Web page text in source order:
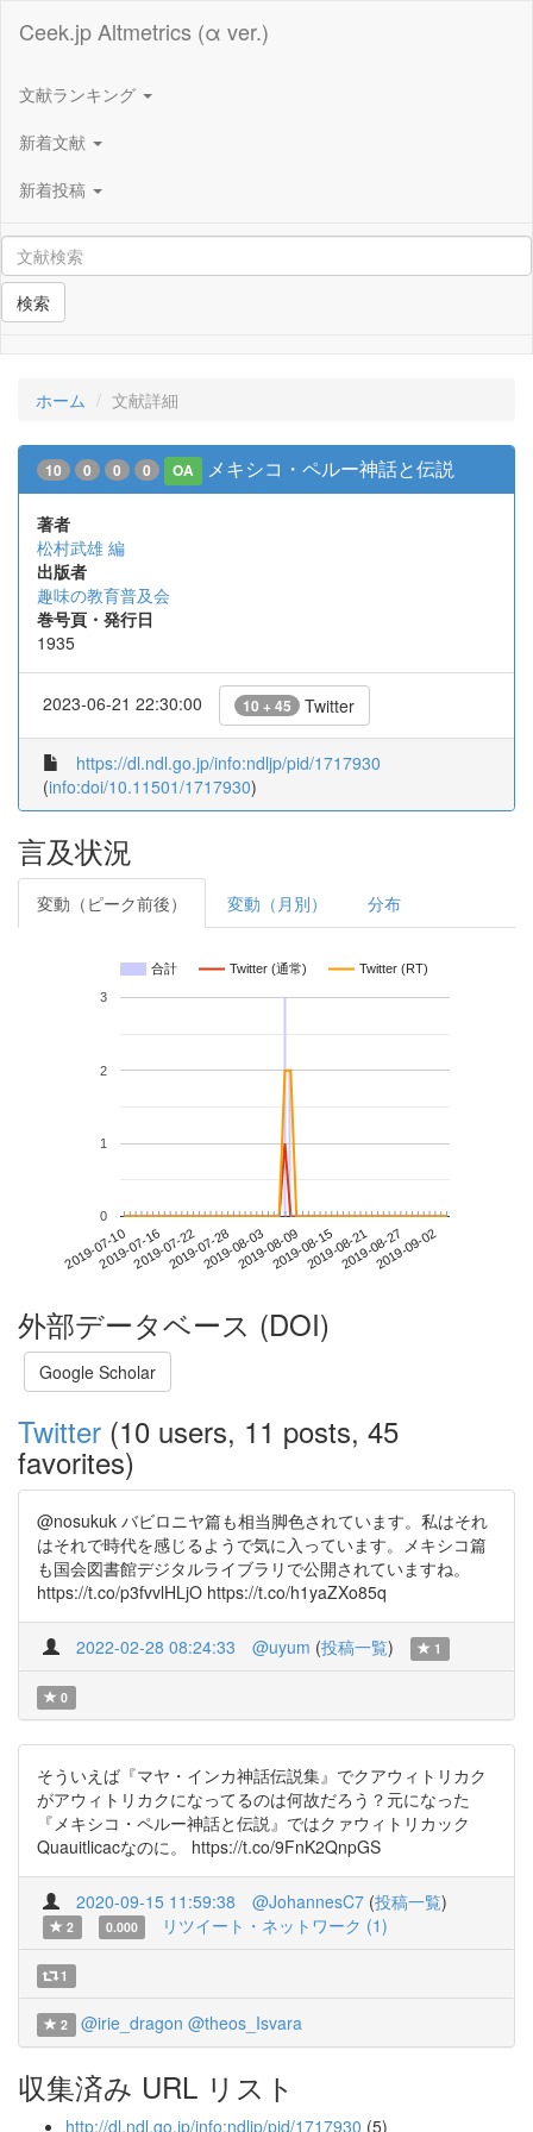
Ceek.jp Altmetrics (α ver.)
文献ランキング
新着文献
新着投稿
検索
ホーム 文献詳細
10 0 0 0 OA メキシコ・ペルー神話と伝説
著者
松村武雄 編
出版者
趣味の教育普及会
巻号頁・発行日
1935
2023-06-21 22:30:00 10 + 45 Twitter
https://dl.ndl.go.jp/info:ndljp/pid/1717930
(info:doi/10.11501/1717930)
言及状況
変動（ピーク前後） 変動（月別） 分布
合計 Twitter (通常) Twitter (RT)
2019-07-102019-07-162019-07-222019-07-282019-08-032019-08-092019-08-152019-08-212019-08-272019-09-02
0
1
2
3
外部データベース (DOI)
Google Scholar
Twitter (10 users, 11 posts, 45
favorites)
@nosukuk バビロニヤ篇も相当脚色されています。私はそれ
はそれで時代を感じるようで気に入っています。メキシコ篇
も国会図書館デジタルライブラリで公開されていますね。
https://t.co/p3fvvlHLjO https://t.co/h1yaZXo85q
2022-02-28 08:24:33 @uyum (投稿一覧) 1
0
そういえば『マヤ・インカ神話伝説集』でクアウィトリカク
がアウィトリカクになってるのは何故だろう？元になった
『メキシコ・ペルー神話と伝説』ではクァウィトリカック
Quauitlicacなのに。 https://t.co/9FnK2QnpGS
2020-09-15 11:59:38 @JohannesC7 (投稿一覧)
2 0.000 リツイート・ネットワーク (1)
1
2 @irie_dragon @theos_Isvara
収集済み URL リスト
http://dl.ndl.go.jp/info:ndljp/pid/1717930 (5)